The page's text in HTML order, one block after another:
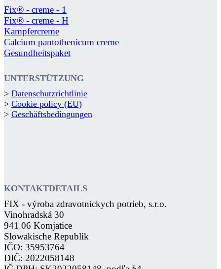
Fix® - creme - 1
Fix® - creme - H
Kampfercreme
Calcium pantothenicum creme
Gesundheitspaket
UNTERSTÜTZUNG
> Datenschutzrichtlinie
> Cookie policy (EU)
> Geschäftsbedingungen
KONTAKTDETAILS
FIX - výroba zdravotníckych potrieb, s.r.o.
Vinohradská 30
941 06 Komjatice
Slowakische Republik
IČO: 35953764
DIČ: 2022058148